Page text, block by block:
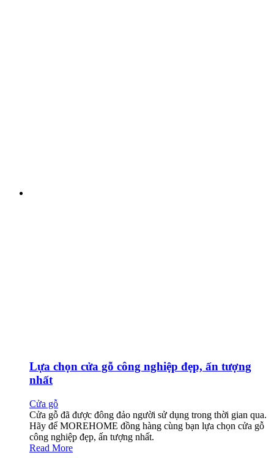
Lựa chọn cửa gỗ công nghiệp đẹp, ấn tượng
nhất
Cửa gỗ
Cửa gỗ đã được đông đảo người sử dụng trong thời gian qua.
Hãy để MOREHOME đồng hàng cùng bạn lựa chọn cửa gỗ
công nghiệp đẹp, ấn tượng nhất.
Read More